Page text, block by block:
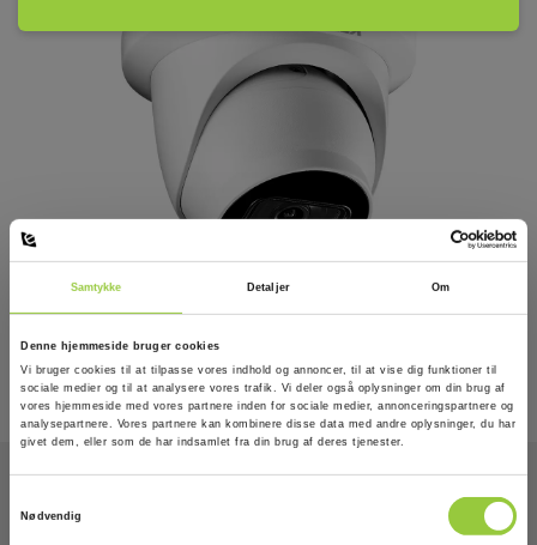
Samtykke Detaljer Om
Denne hjemmeside bruger cookies
Vi bruger cookies til at tilpasse vores indhold og annoncer, til at vise dig funktioner til
sociale medier og til at analysere vores trafik. Vi deler også oplysninger om din brug af
vores hjemmeside med vores partnere inden for sociale medier, annonceringspartnere og
analysepartnere. Vores partnere kan kombinere disse data med andre oplysninger, du har
givet dem, eller som de har indsamlet fra din brug af deres tjenester.
NødvendigTekniske Data